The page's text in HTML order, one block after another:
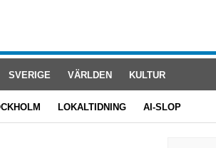
SVERIGE VÄRLDEN KULTUR
LOKALTIDNING AI-SLOP